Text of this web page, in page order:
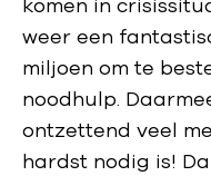
e
p
a
g
e
komen in
weer een
miljoen om te
noodhulp.
ontzettend veel
hardst nodig is!